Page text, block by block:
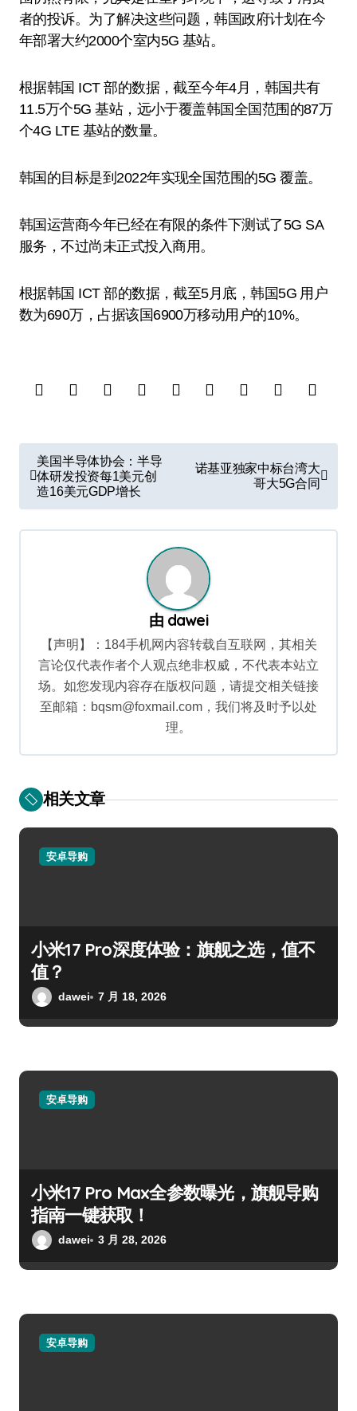
者的投诉。为了解决这些问题，韩国政府计划在今
年部署大约2000个室内5G 基站。
根据韩国 ICT 部的数据，截至今年4月，韩国共有
11.5万个5G 基站，远小于覆盖韩国全国范围的87万
个4G LTE 基站的数量。
韩国的目标是到2022年实现全国范围的5G 覆盖。
韩国运营商今年已经在有限的条件下测试了5G SA
服务，不过尚未正式投入商用。
根据韩国 ICT 部的数据，截至5月底，韩国5G 用户
数为690万，占据该国6900万移动用户的10%。
文
章
导
航
美国半导体协会：半导
体研发投资每1美元创
造16美元GDP增长
诺基亚独家中标台湾大
哥大5G合同
由 dawei
【声明】：184手机网内容转载自互联网，其相关
言论仅代表作者个人观点绝非权威，不代表本站立
场。如您发现内容存在版权问题，请提交相关链接
至邮箱：bqsm@foxmail.com，我们将及时予以处
理。
相关文章
安卓导购
小米17 Pro深度体验：旗舰之选，值不
值？
dawei 7 月 18, 2026
安卓导购
小米17 Pro Max全参数曝光，旗舰导购
指南一键获取！
dawei 3 月 28, 2026
安卓导购